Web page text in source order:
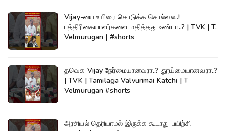
Vijay-யை உயிரை கொடுக்க சொல்லல..!
பத்திரிகையாளர்களை மதித்தது உண்டா..? | TVK | T.
Velmurugan | #shorts
தவெக Vijay நேர்மையானவரா..? தூய்மையானவரா..?
| TVK | Tamilaga Valvurimai Katchi | T
Velmurugan #shorts
அரசியல் தெரியாமல் இருக்க கூடாது பயிற்சி